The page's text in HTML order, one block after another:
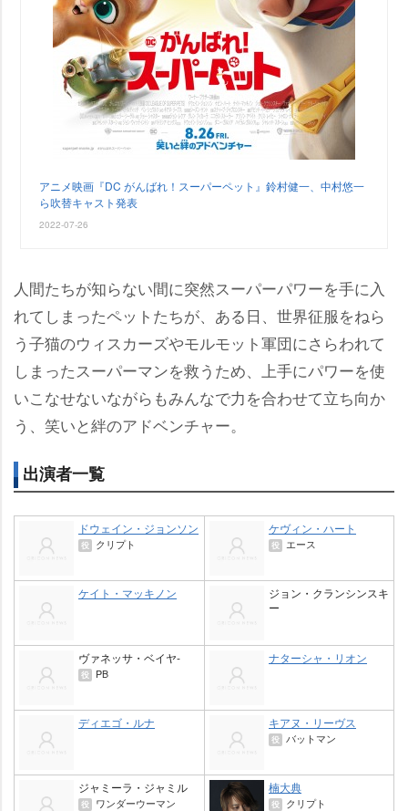
アニメ映画『DC がんばれ！スーパーペット』鈴村健一、中村悠一
ら吹替キャスト発表
2022-07-26
人間たちが知らない間に突然スーパーパワーを手に入
れてしまったペットたちが、ある日、世界征服をねら
う子猫のウィスカーズやモルモット軍団にさらわれて
しまったスーパーマンを救うため、上手にパワーを使
いこなせないながらもみんなで力を合わせて立ち向か
う、笑いと絆のアドベンチャー。
出演者一覧
ドウェイン・ジョンソン
役 クリプト
ケヴィン・ハート
役 エース
ケイト・マッキノン
ジョン・クランシンスキ
ー
ヴァネッサ・ベイヤ-
役 PB
ナターシャ・リオン
ディエゴ・ルナ キアヌ・リーヴス
役 バットマン
ジャミーラ・ジャミル
役 ワンダーウーマン
楠大典
役 クリプト